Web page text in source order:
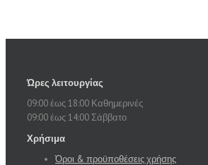
Ώρες λειτουργίας
09:00 έως 18:00 Καθημερινές
09:00 έως 14:00 Σάββατο
Χρήσιμα
Όροι & προϋποθέσεις χρήσης